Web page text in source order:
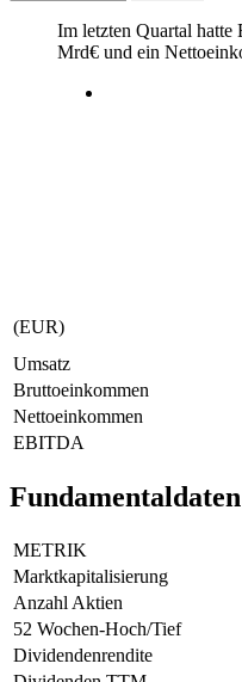
Im letzten Quartal hatte
Mrd€ und ein
(EUR)
Umsatz
Bruttoeinkommen
Nettoeinkommen
EBITDA
Fundamentaldaten
METRIK
Marktkapitalisierung
Anzahl Aktien
52 Wochen-Hoch/Tief
Dividendenrendite